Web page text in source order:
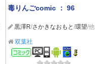
毒りんごcomic ： 96
黒澤R/さかきなおもと /環望/他
双葉社
コミック